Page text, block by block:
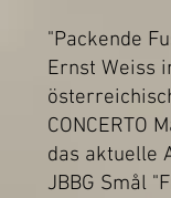
"Packende
Ernst Weiss
CONCERTO
das aktuelle
JBBG Smål